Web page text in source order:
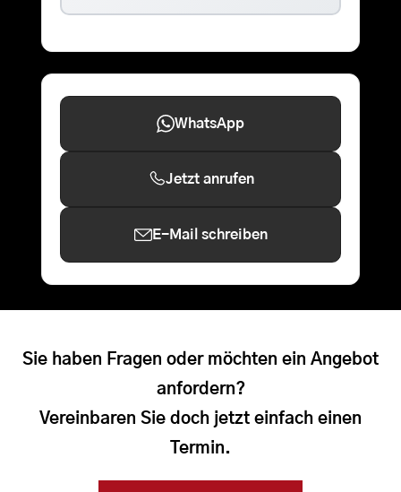
WhatsApp
Jetzt anrufen
E-Mail schreiben
Sie haben Fragen oder möchten ein Angebot
anfordern?
Vereinbaren Sie doch jetzt einfach einen
Termin.